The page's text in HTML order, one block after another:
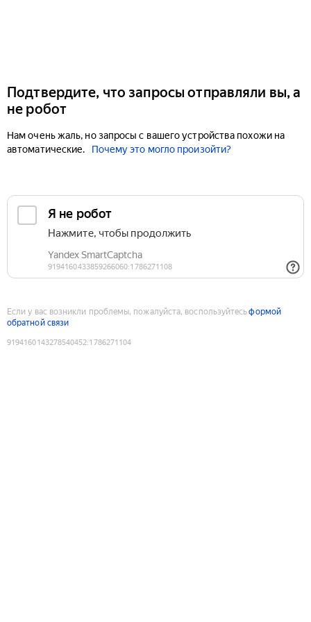
Подтвердите, что запросы отправляли вы, а
не робот
Нам очень жаль, но запросы с вашего устройства похожи на
автоматические.
Почему это могло произойти?
Если у вас возникли проблемы, пожалуйста, воспользуйтесьформой
обратной связи
9194160143278540452:1786271104